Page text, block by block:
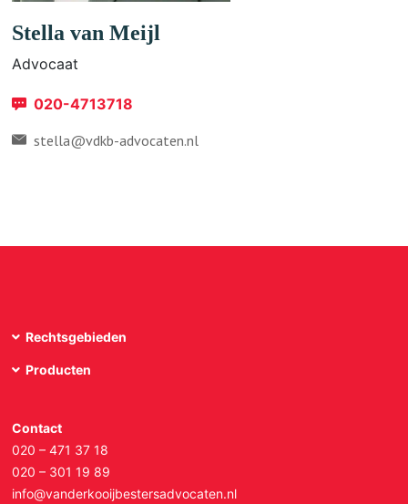
Stella van Meijl
Advocaat
020-4713718
stella@vdkb-advocaten.nl
Rechtsgebieden
Producten
Contact
020 – 471 37 18
020 – 301 19 89
info@vanderkooijbestersadvocaten.nl